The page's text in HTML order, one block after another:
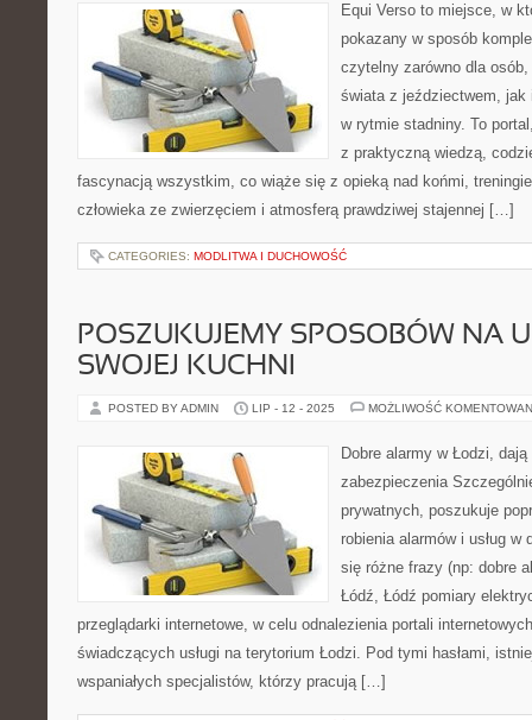
Equi Verso to miejsce, w
pokazany w sposób
czytelny zarówno dla
świata z jeździectwem,
w rytmie stadniny. To
z praktyczną wiedzą,
fascynacją wszystkim, co wiąże się z opieką nad końmi,
człowieka ze zwierzęciem i atmosferą prawdziwej stajennej […]
CATEGORIES: MODLITWA I DUCHOWOŚĆ
POSZUKUJEMY SPOSOBÓW NA
SWOJEJ KUCHNI
POSTED BY ADMIN LIP - 12 - 2025 MOŻLIWOŚĆ
Dobre alarmy w Łodzi,
zabezpieczenia
prywatnych, poszukuje
robienia alarmów i usług
się różne frazy (np: dobre
Łódź, Łódź pomiary
przeglądarki internetowe, w celu odnalezienia portali
świadczących usługi na terytorium Łodzi. Pod tymi hasłami,
wspaniałych specjalistów, którzy pracują […]